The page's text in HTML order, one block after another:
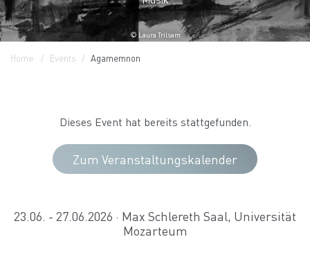
© Laura Trilsam
Home Events Agamemnon
Dieses Event hat bereits stattgefunden.
Zum Veranstaltungskalender
23.06. - 27.06.2026 · Max Schlereth Saal, Universität
Mozarteum